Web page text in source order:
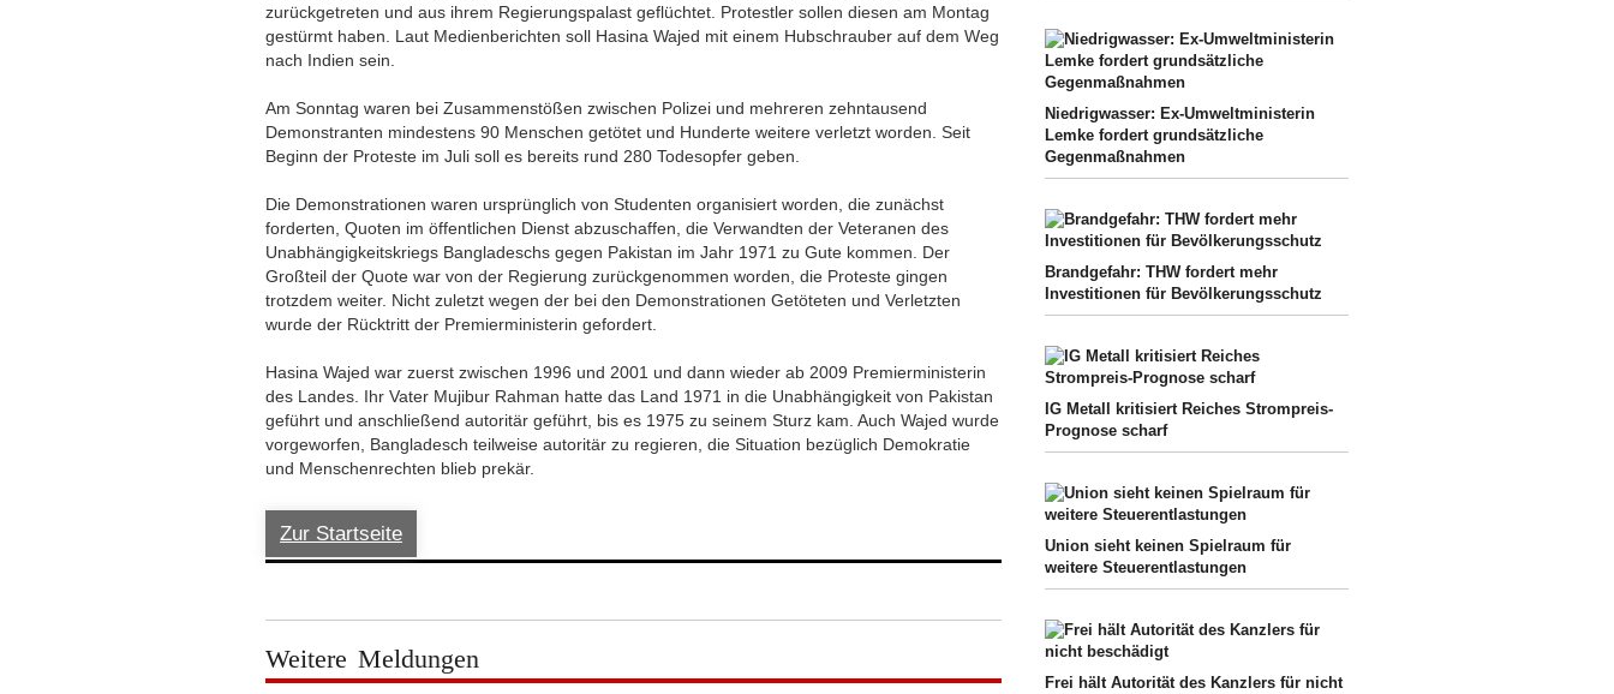
zurückgetreten und aus ihrem Regierungspalast geflüchtet. Protestler sollen diesen am Montag
gestürmt haben. Laut Medienberichten soll Hasina Wajed mit einem Hubschrauber auf dem Weg
nach Indien sein.
Am Sonntag waren bei Zusammenstößen zwischen Polizei und mehreren zehntausend
Demonstranten mindestens 90 Menschen getötet und Hunderte weitere verletzt worden. Seit
Beginn der Proteste im Juli soll es bereits rund 280 Todesopfer geben.
Die Demonstrationen waren ursprünglich von Studenten organisiert worden, die zunächst
forderten, Quoten im öffentlichen Dienst abzuschaffen, die Verwandten der Veteranen des
Unabhängigkeitskriegs Bangladeschs gegen Pakistan im Jahr 1971 zu Gute kommen. Der
Großteil der Quote war von der Regierung zurückgenommen worden, die Proteste gingen
trotzdem weiter. Nicht zuletzt wegen der bei den Demonstrationen Getöteten und Verletzten
wurde der Rücktritt der Premierministerin gefordert.
Hasina Wajed war zuerst zwischen 1996 und 2001 und dann wieder ab 2009 Premierministerin
des Landes. Ihr Vater Mujibur Rahman hatte das Land 1971 in die Unabhängigkeit von Pakistan
geführt und anschließend autoritär geführt, bis es 1975 zu seinem Sturz kam. Auch Wajed wurde
vorgeworfen, Bangladesch teilweise autoritär zu regieren, die Situation bezüglich Demokratie
und Menschenrechten blieb prekär.
Zur Startseite
Weitere Meldungen
Niedrigwasser: Ex-Umweltministerin
Lemke fordert grundsätzliche
Gegenmaßnahmen
Brandgefahr: THW fordert mehr
Investitionen für Bevölkerungsschutz
IG Metall kritisiert Reiches Strompreis-
Prognose scharf
Union sieht keinen Spielraum für
weitere Steuerentlastungen
Frei hält Autorität des Kanzlers für nicht